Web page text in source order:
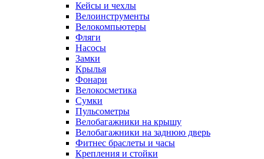
Кейсы и чехлы
Велоинструменты
Велокомпьютеры
Фляги
Насосы
Замки
Крылья
Фонари
Велокосметика
Сумки
Пульсометры
Велобагажники на крышу
Велобагажники на заднюю дверь
Фитнес браслеты и часы
Крепления и стойки